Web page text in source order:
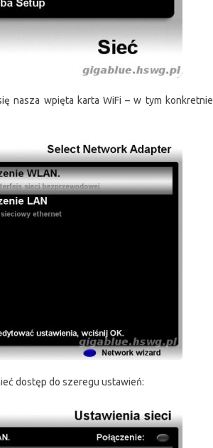
nasza wpięta karta WiFi – w tym konkretnie
dostęp do szeregu ustawień: